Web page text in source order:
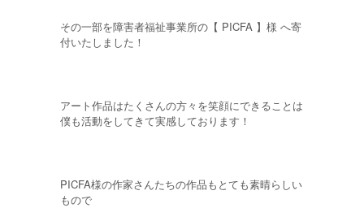
その一部を障害者福祉事業所の【 PICFA 】様 へ寄
付いたしました！
アート作品はたくさんの方々を笑顔にできることは
僕も活動をしてきて実感しております！
PICFA様の作家さんたちの作品もとても素晴らしい
もので